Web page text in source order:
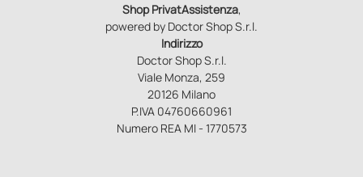
Shop PrivatAssistenza,
powered by Doctor Shop S.r.l.
Indirizzo
Doctor Shop S.r.l.
Viale Monza, 259
20126 Milano
P.IVA 04760660961
Numero REA MI - 1770573